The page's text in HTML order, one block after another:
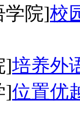
学院]校
]培养外
]位置优